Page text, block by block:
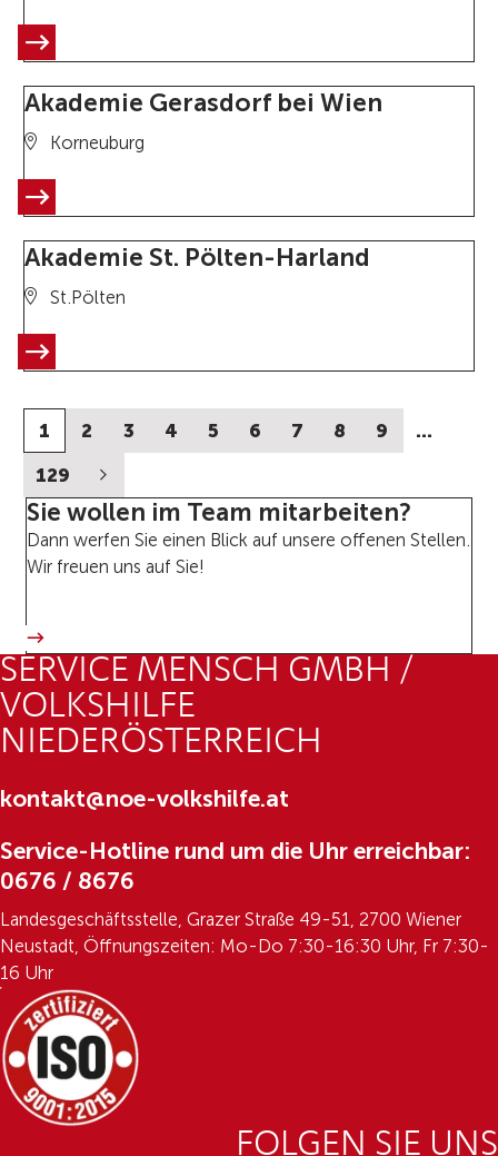
Akademie Gerasdorf bei Wien
Korneuburg
Akademie St. Pölten-Harland
St.Pölten
1 2 3 4 5 6 7 8 9
…
129
Sie wollen im Team mitarbeiten?
Dann werfen Sie einen Blick auf unsere offenen Stellen.
Wir freuen uns auf Sie!
SERVICE MENSCH GMBH /
VOLKSHILFE
NIEDERÖSTERREICH
kontakt@noe-volkshilfe.at
Service-Hotline rund um die Uhr erreichbar:
0676 / 8676
Landesgeschäftsstelle, Grazer Straße 49-51, 2700 Wiener
Neustadt, Öffnungszeiten: Mo-Do 7:30-16:30 Uhr, Fr 7:30-
16 Uhr
FOLGEN SIE UNS